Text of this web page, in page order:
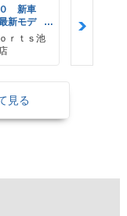
０ 新車
新モデ
モーキー
ートキ
ットイ
ｒｔｓ池
見る